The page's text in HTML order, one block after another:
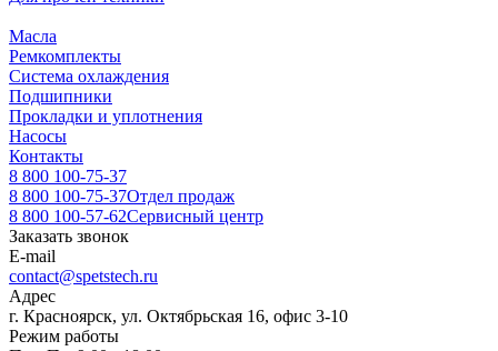
Масла
Ремкомплекты
Система охлаждения
Подшипники
Прокладки и уплотнения
Насосы
Контакты
8 800 100-75-37
8 800 100-75-37Отдел продаж
8 800 100-57-62Сервисный центр
Заказать звонок
E-mail
contact@spetstech.ru
Адрес
г. Красноярск, ул. Октябрьская 16, офис 3-10
Режим работы